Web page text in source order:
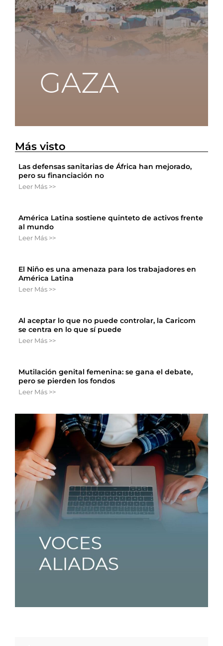
Más visto
Las defensas sanitarias de África han mejorado,
pero su financiación no
Leer Más >>
América Latina sostiene quinteto de activos frente
al mundo
Leer Más >>
El Niño es una amenaza para los trabajadores en
América Latina
Leer Más >>
Al aceptar lo que no puede controlar, la Caricom
se centra en lo que sí puede
Leer Más >>
Mutilación genital femenina: se gana el debate,
pero se pierden los fondos
Leer Más >>